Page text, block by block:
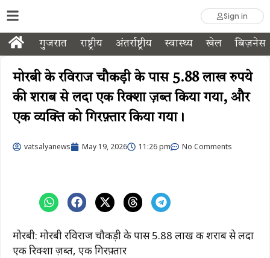
Sign in
गुजरात राष्ट्रीय अंतर्राष्ट्रीय स्वास्थ्य खेल बिज़नेस
मोरबी के रविराज चौकड़ी के पास 5.88 लाख रुपये
की शराब से लदा एक रिक्शा ज़ब्त किया गया, और
एक व्यक्ति को गिरफ़्तार किया गया।
vatsalyanews May 19, 2026 11:26 pm No Comments
मोरबी: मोरबी रविराज चौकड़ी के पास ₹5.88 लाख की शराब से लदा
एक रिक्शा ज़ब्त, एक गिरफ़्तार